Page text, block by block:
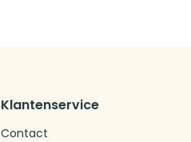
Klantenservice
Contact